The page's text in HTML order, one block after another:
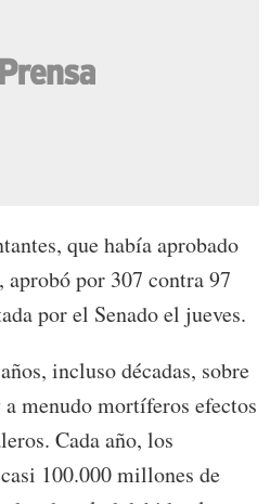
que había aprobado
por 307 contra 97
por el Senado el jueves.
incluso décadas, sobre
menudo mortíferos efectos
Cada año, los
100.000 millones de